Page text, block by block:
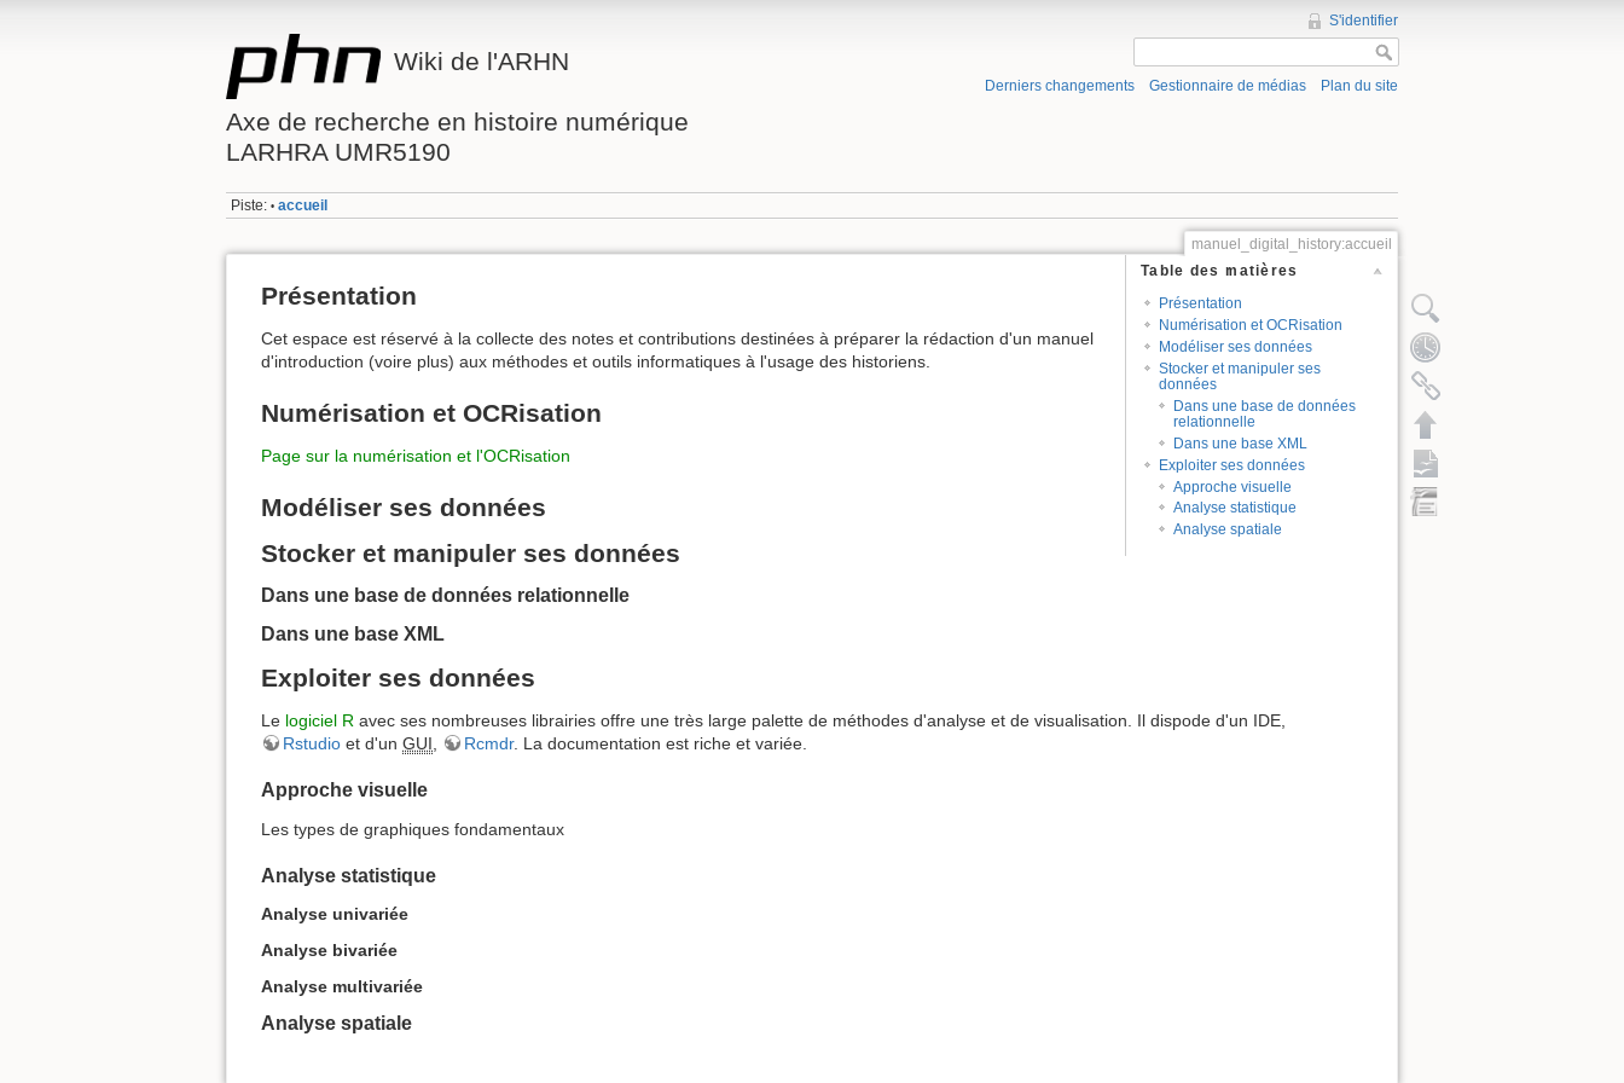
Wiki de l'ARHN
Axe de recherche en histoire numérique
LARHRA UMR5190
S'identifier
Derniers changements Gestionnaire de médias Plan du site
Piste: • accueil
manuel_digital_history:accueil
Table des matières
Présentation
Numérisation et OCRisation
Modéliser ses données
Stocker et manipuler ses
données
Dans une base de données
relationnelle
Dans une base XML
Exploiter ses données
Approche visuelle
Analyse statistique
Analyse spatiale
Présentation
Cet espace est réservé à la collecte des notes et contributions destinées à préparer la rédaction d'un manuel
d'introduction (voire plus) aux méthodes et outils informatiques à l'usage des historiens.
Numérisation et OCRisation
Page sur la numérisation et l'OCRisation
Modéliser ses données
Stocker et manipuler ses données
Dans une base de données relationnelle
Dans une base XML
Exploiter ses données
Le logiciel R avec ses nombreuses librairies offre une très large palette de méthodes d'analyse et de visualisation. Il dispode d'un IDE,
Rstudio et d'un GUI, Rcmdr. La documentation est riche et variée.
Approche visuelle
Les types de graphiques fondamentaux
Analyse statistique
Analyse univariée
Analyse bivariée
Analyse multivariée
Analyse spatiale